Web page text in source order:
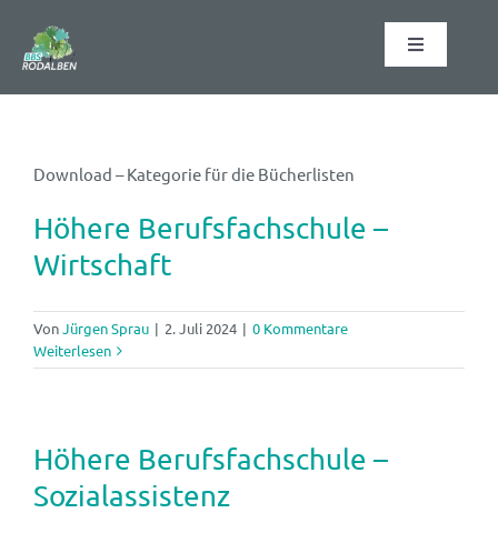
Inhalt
springen
Toggle
Schulformen
Schulabschlüsse
Organisation
Kontakt
Download – Kategorie für die Bücherlisten
Höhere Berufsfachschule –
Wirtschaft
VonJürgen Sprau | 2. Juli 2024 | 0 Kommentare
Weiterlesen
Höhere Berufsfachschule –
Sozialassistenz